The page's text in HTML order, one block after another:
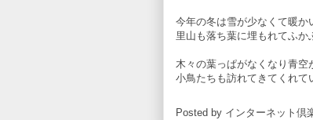
今年の冬は雪が少なくて暖か
里山も落ち葉に埋もれてふか
木々の葉っぱがなくなり青空
小鳥たちも訪れてきてくれて
Posted by インターネット倶